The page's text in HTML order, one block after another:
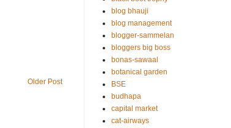
Older Post
blog bhauji
blog management
blogger-sammelan
bloggers big boss
bonas-sawaal
botanical garden
BSE
budhapa
capital market
cat-airways